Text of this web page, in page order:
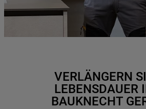
VERLÄNGERN
LEBENSDAUER
BAUKNECHT